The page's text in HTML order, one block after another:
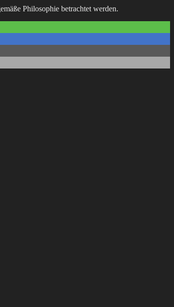
Philosophie betrachtet werden.